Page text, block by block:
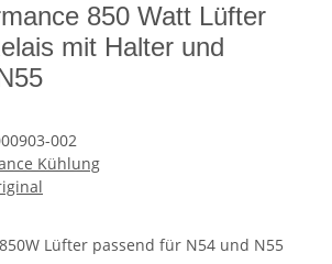
850 Watt Lüfter
mit Halter und
002
Kühlung
Lüfter passend für N54 und N55